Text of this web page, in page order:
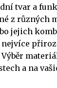
tvar a
z různých
jejich
a na